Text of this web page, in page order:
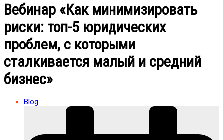
Вебинар «Как минимизировать
риски: топ-5 юридических
проблем, с которыми
сталкивается малый и средний
бизнес»
Blog